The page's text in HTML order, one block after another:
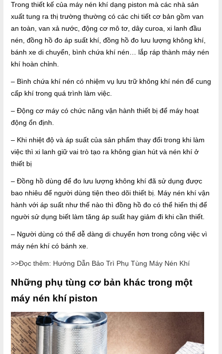
Trong thiết kế của máy nén khí dạng piston mà các nhà sản
xuất tung ra thị trường thường có các chi tiết cơ bản gồm van
an toàn, van xả nước, động cơ mô tơ, dây curoa, xi lanh đầu
nén, đồng hồ đo áp suất khí, đồng hồ đo lưu lượng không khí,
bánh xe di chuyển, bình chứa khí nén… lắp ráp thành máy nén
khí hoàn chỉnh.
– Bình chứa khí nén có nhiệm vụ lưu trữ không khí nén để cung
cấp khí trong quá trình làm việc.
– Động cơ máy có chức năng vận hành thiết bị để máy hoạt
động ổn định.
– Khi nhiệt độ và áp suất của sản phẩm thay đổi trong khi làm
việc thì xi lanh giữ vai trò tạo ra không gian hút và nén khí ở
thiết bị
– Đồng hồ dùng để đo lưu lượng không khí đã sử dụng được
bao nhiêu để người dùng tiện theo dõi thiết bị. Máy nén khí vận
hành với áp suất như thế nào thì đồng hồ đo có thể hiển thị để
người sử dụng biết làm tăng áp suất hay giảm đi khi cần thiết.
– Người dùng có thể dễ dàng di chuyển hơn trong công việc vì
máy nén khí có bánh xe.
>>Đọc thêm: Hướng Dẫn Bảo Trì Phụ Tùng Máy Nén Khí
Những phụ tùng cơ bản khác trong một
máy nén khí piston